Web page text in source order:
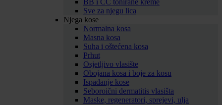
BB i CC tonirane kreme
Sve za njegu lica
Njega kose
Normalna kosa
Masna kosa
Suha i oštećena kosa
Prhut
Osjetljivo vlasište
Obojana kosa i boje za kosu
Ispadanje kose
Seboroični dermatitis vlasišta
Maske, regeneratori, sprejevi, ulja